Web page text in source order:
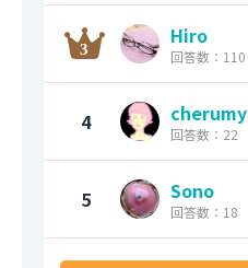
Hiro
回答数：110
4 cherumy
回答数：22
5 Sono
回答数：18